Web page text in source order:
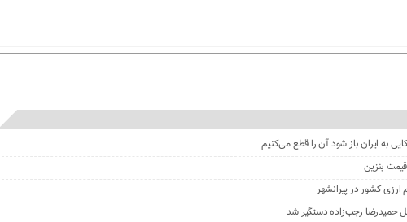
به ایران باز شود آن را قطع می‌کنیم
بنزین
کشور در پیرانشهر
رجب‌زاده دستگیر شد